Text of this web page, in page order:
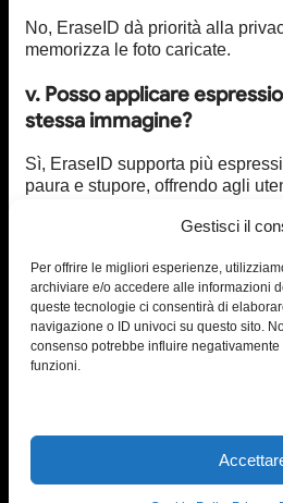
Gestisci il
Per offrire le migliori esperienze,
archiviare e/o accedere alle informazioni
queste tecnologie ci consentirà di
navigazione o ID univoci su questo sito.
consenso potrebbe influire
funzioni.
No, EraseID dà priorità alla
memorizza le foto caricate.
v. Posso applicare
stessa immagine?
Sì, EraseID supporta più
paura e stupore, offrendo agli
Prova
© PiktID FlexCo
Lakeside Park B01a, 9020